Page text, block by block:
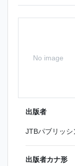
No image
出版者
JTBパブリッシ
出版者カナ形